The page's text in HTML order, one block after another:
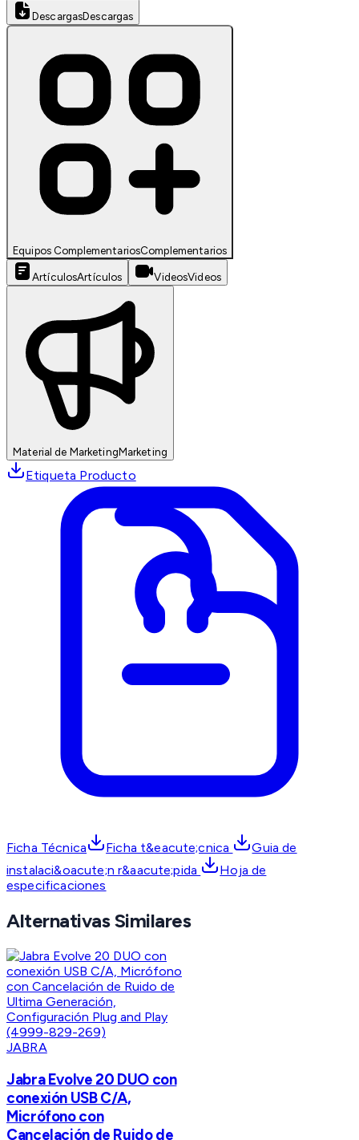
DescargasDescargas
Equipos ComplementariosComplementarios
ArtículosArtículos VideosVideos
Material de MarketingMarketing
Etiqueta Producto
Ficha Técnica Ficha t&eacute;cnica
Guia de
instalaci&oacute;n r&aacute;pida
Hoja de
especificaciones
Alternativas Similares
JABRA
Jabra Evolve 20 DUO con
conexión USB C/A,
Micrófono con
Cancelación de Ruido de